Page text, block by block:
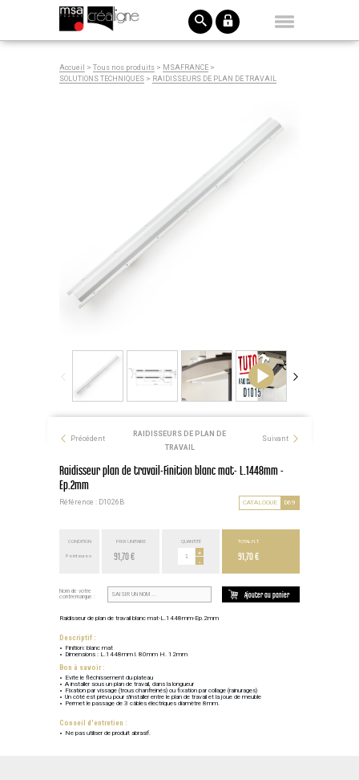
Accueil > Tous nos produits > MSAFRANCE >
SOLUTIONS TECHNIQUES > RAIDISSEURS DE PLAN DE TRAVAIL
Précédent
RAIDISSEURS DE PLAN DE
TRAVAIL
Suivant
Raidisseur plan de travail-Finition blanc mat- L.1448mm -
Ep.2mm
Référence : D1026B CATALOGUE D69
CONDITION
Point euros
PRIX UNITAIRE
91,70 €
QUANTITÉ
+
-
TOTAL H.T.
91,70 €
Nom de votre
contremarque :
Ajouter au panier
Raidisseur de plan de travail blanc mat-L.1448mm-Ep.2mm
Descriptif :
Finition: blanc mat
Dimensions : L.1448mm l. 80mm H. 12mm
Bon à savoir :
Evite le fléchissement du plateau
A installer sous un plan de travail, dans la longueur
Fixation par vissage (trous chanfreinés) ou fixation par collage (rainurages)
Un côté est prévu pour s'installer entre le plan de travail et la joue de meuble
Permet le passage de 3 câbles électriques diamètre 8mm.
Conseil d'entretien :
Ne pas utiliser de produit abrasif.